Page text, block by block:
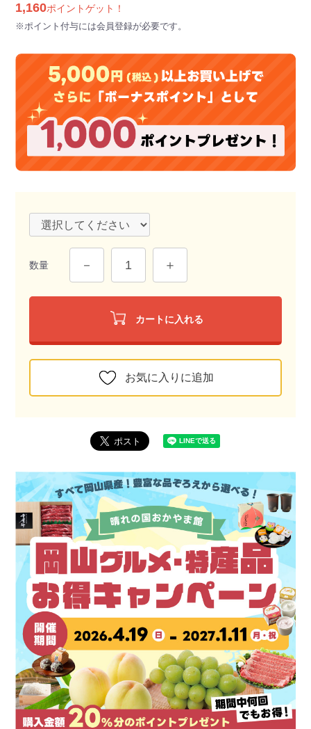
1,160ポイントゲット！
※ポイント付与には会員登録が必要です。
数量
カートに入れる
お気に入りに追加